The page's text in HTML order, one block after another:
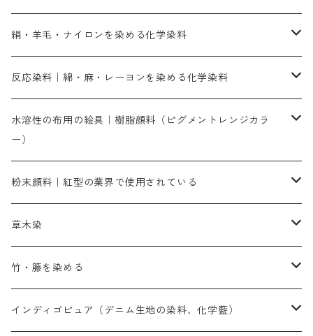
直接染料－染色手順が簡単
人気のおすすめ直接染料
染色に必要な薬品類
橙色系
青色系
絹・羊毛・ナイロンを染める化学染料
お買い得品
染料一覧
人気のおすすめ染料
染色に必要な薬品類
補助薬品
反応染料｜綿・麻・レーヨンを染める化学染料
お勧めの3原色（赤・青・黄色）
お勧め｜スミフィックス～
3原色以外の色目
赤色
染色に必要な薬品
アルカリ剤
補助薬品
捺染に必要な材料
捺染糊
水溶性の布用の絵具｜樹脂顔料（ピグメントレンジカラ
ー）
ネオカラー（色）
内容量：100g
内容量：500g
バィンダー（定着剤）
増粘剤
黄色系
粉末顔料｜紅型の業界で使用されている
赤色系
本洋紅
代用朱黄色口
黄色系
ファストエロ―10GN（鮮やかな黄色）
青色系
草木染
植物染料
人気のおすすめ植物染料
濃染処理剤｜ソルバックスPS－900
竹・籐を染める
人気のおすすめ竹・藤を染める染料
インディゴピュア（デニム生地の染料、化学藍）